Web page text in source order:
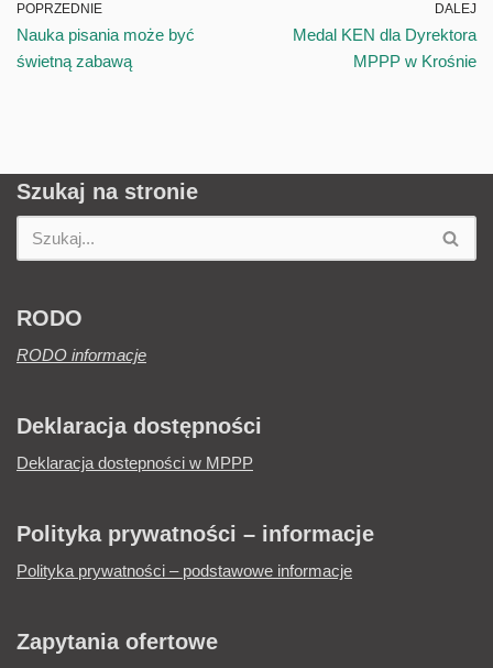
POPRZEDNIE
Nauka pisania może być
świetną zabawą
DALEJ
Medal KEN dla Dyrektora
MPPP w Krośnie
Szukaj na stronie
RODO
RODO informacje
Deklaracja dostępności
Deklaracja dostepności w MPPP
Polityka prywatności – informacje
Polityka prywatności – podstawowe informacje
Zapytania ofertowe